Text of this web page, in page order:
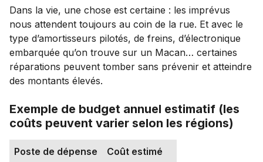
Dans la vie, une chose est certaine : les imprévus
nous attendent toujours au coin de la rue. Et avec le
type d’amortisseurs pilotés, de freins, d’électronique
embarquée qu’on trouve sur un Macan… certaines
réparations peuvent tomber sans prévenir et atteindre
des montants élevés.
Exemple de budget annuel estimatif (les
coûts peuvent varier selon les régions)
Poste de dépense
Coût estimé